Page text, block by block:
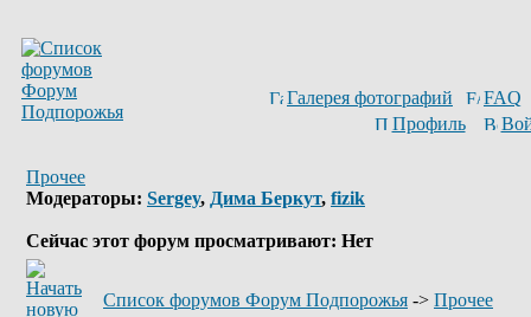
Галерея фотографий
FAQ
Профиль
Прочее
Модераторы: Sergey, Дима Беркут, fizik
Сейчас этот форум просматривают: Нет
Список форумов Форум Подпорожья -> Прочее